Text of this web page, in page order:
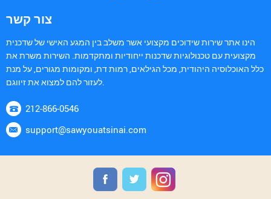
צור קשר
הינו אתר שירות שידוכים מקצועי אשר משלב בין המגע האישי של שדכנית
מקצועית עם טכנולוגיות שדכנות ייחודיות ומתקדמות. השירות משרת את
כלל האוכלוסיה היהודית, מכל הגילאים, רמות דת, ומקומות מגורים, על מנת
לעזור להם למצוא את זיווגם.
212-866-0546
support@sawyouatsinai.com